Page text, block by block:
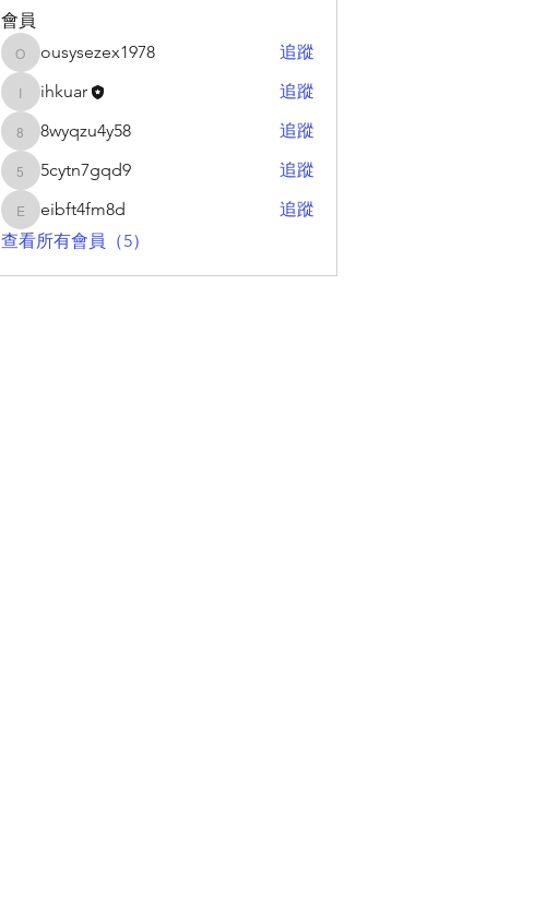
會員
ousysezex1978
ousysezex1978 追蹤
ihkuarihkuar 追蹤
8wyqzu4y58
8wyqzu4y58 追蹤
5cytn7gqd9
5cytn7gqd9 追蹤
eibft4fm8d
eibft4fm8d
追蹤
查看所有會員（5）